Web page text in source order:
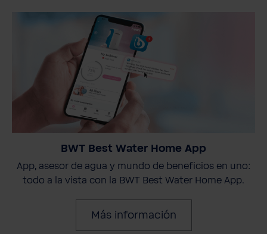
BWT Best Water Home App
App, asesor de agua y mundo de beneficios en uno:
todo a la vista con la BWT Best Water Home App.
Más información